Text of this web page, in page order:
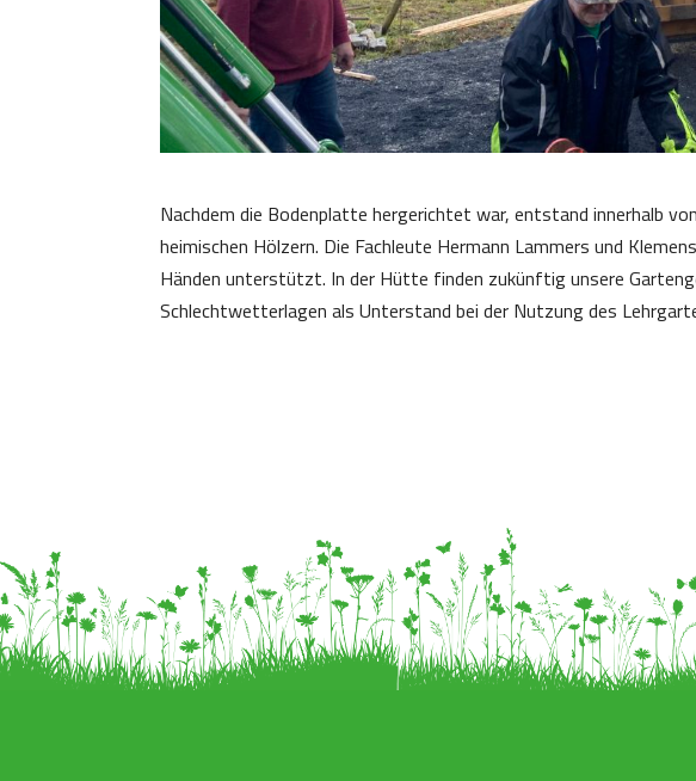
Nachdem die Bodenplatte hergerichtet war, entstand innerhalb
heimischen Hölzern. Die Fachleute Hermann Lammers und
Händen unterstützt. In der Hütte finden zukünftig unsere
Schlechtwetterlagen als Unterstand bei der Nutzung des